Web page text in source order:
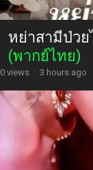
หย่าสามีป่ว
(พากย์ไทย)
0 views · 3 hours ago